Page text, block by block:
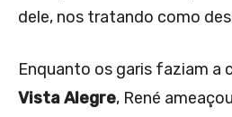
dele, nos tratando como
Enquanto os garis faziam a
Vista Alegre, René